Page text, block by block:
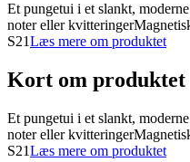
Et pungetui i et slankt,
noter eller
S21Læs mere om produktet
Kort om produktet
Et pungetui i et slankt,
noter eller
S21Læs mere om produktet